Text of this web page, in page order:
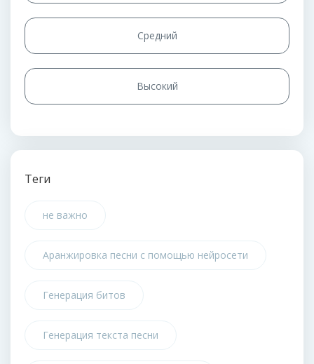
Средний
Высокий
Теги
не важно
Аранжировка песни с помощью нейросети
Генерация битов
Генерация текста песни